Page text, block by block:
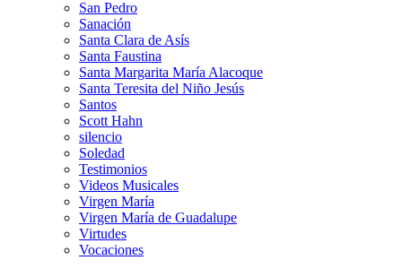
San Pedro
Sanación
Santa Clara de Asís
Santa Faustina
Santa Margarita María Alacoque
Santa Teresita del Niño Jesús
Santos
Scott Hahn
silencio
Soledad
Testimonios
Videos Musicales
Virgen María
Virgen María de Guadalupe
Virtudes
Vocaciones